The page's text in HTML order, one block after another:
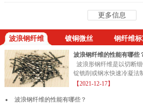
更多信息
波浪钢纤维 镀铜微丝 钢纤维标
波浪钢纤维的性能有哪些
波浪形钢纤维是以切断
锭铣削或钢水快速冷凝法
【2021-12-17】
波浪钢纤维的性能有哪些？